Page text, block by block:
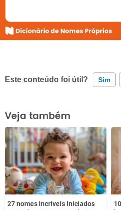
Este conteúdo foi útil? Sim
Este conteúdo contém
Este conteúdo não tem a
Outro
Veja também
27 nomes incríveis iniciados